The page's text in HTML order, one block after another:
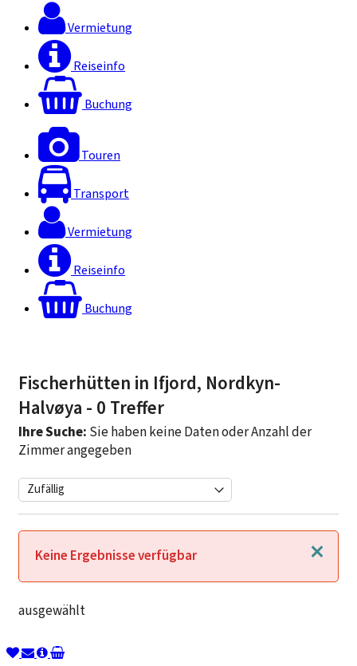
Vermietung
Reiseinfo
Buchung
Touren
Transport
Vermietung
Reiseinfo
Buchung
Fischerhütten in Ifjord, Nordkyn-
Halvøya - 0 Treffer
Ihre Suche: Sie haben keine Daten oder Anzahl der
Zimmer angegeben
Schließen
Keine Ergebnisse verfügbar
ausgewählt